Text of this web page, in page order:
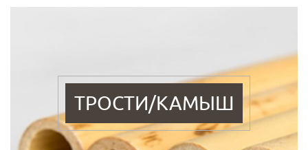
ТРОСТИ/КАМЫШ